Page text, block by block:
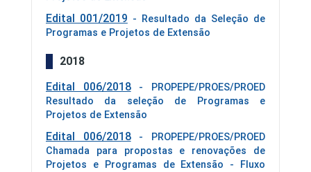
Edital 001/2019 - Resultado da Seleção de
Programas e Projetos de Extensão
2018
Edital 006/2018- PROPEPE/PROES/PROED
Resultado da seleção de Programas e
Projetos de Extensão
Edital 006/2018- PROPEPE/PROES/PROED
Chamada para propostas e renovações de
Projetos e Programas de Extensão - Fluxo